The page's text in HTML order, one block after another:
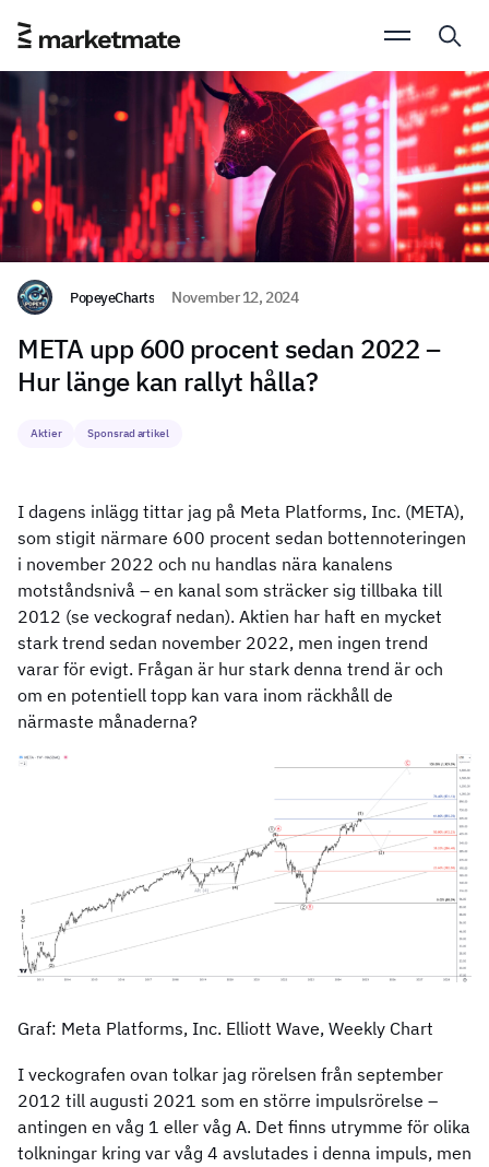
PopeyeCharts November 12, 2024
META upp 600 procent sedan 2022 –
Hur länge kan rallyt hålla?
Aktier Sponsrad artikel
I dagens inlägg tittar jag på Meta Platforms, Inc. (META),
som stigit närmare 600 procent sedan bottennoteringen
i november 2022 och nu handlas nära kanalens
motståndsnivå – en kanal som sträcker sig tillbaka till
2012 (se veckograf nedan). Aktien har haft en mycket
stark trend sedan november 2022, men ingen trend
varar för evigt. Frågan är hur stark denna trend är och
om en potentiell topp kan vara inom räckhåll de
närmaste månaderna?
Graf: Meta Platforms, Inc. Elliott Wave, Weekly Chart
I veckografen ovan tolkar jag rörelsen från september
2012 till augusti 2021 som en större impulsrörelse –
antingen en våg 1 eller våg A. Det finns utrymme för olika
tolkningar kring var våg 4 avslutades i denna impuls, men